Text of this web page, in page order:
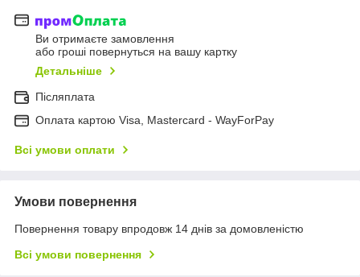
Ви отримаєте замовлення
або гроші повернуться на вашу картку
Детальніше
Післяплата
Оплата картою Visa, Mastercard - WayForPay
Всі умови оплати
Умови повернення
Повернення товару впродовж 14 днів за домовленістю
Всі умови повернення